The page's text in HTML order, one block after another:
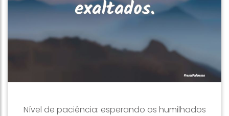
Nível de paciência: esperando os humilhados